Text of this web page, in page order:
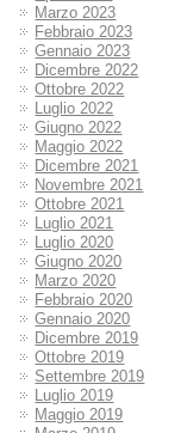
Marzo 2023
Febbraio 2023
Gennaio 2023
Dicembre 2022
Ottobre 2022
Luglio 2022
Giugno 2022
Maggio 2022
Dicembre 2021
Novembre 2021
Ottobre 2021
Luglio 2021
Luglio 2020
Giugno 2020
Marzo 2020
Febbraio 2020
Gennaio 2020
Dicembre 2019
Ottobre 2019
Settembre 2019
Luglio 2019
Maggio 2019